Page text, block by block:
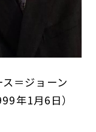
＝ジョーン
年1月6日）